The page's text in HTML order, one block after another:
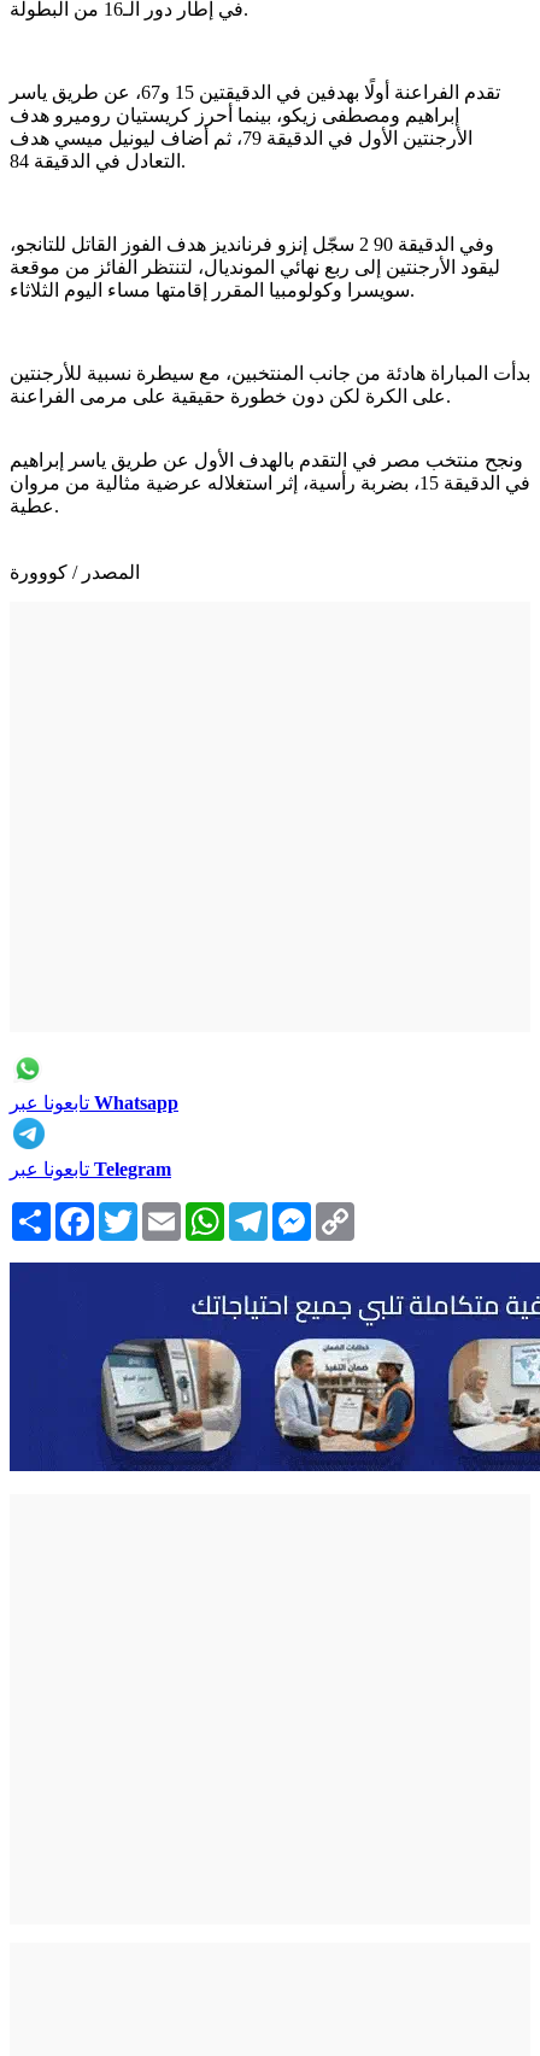
في إطار دور الـ16 من البطولة.
تقدم الفراعنة أولًا بهدفين في الدقيقتين 15 و67، عن طريق ياسر
إبراهيم ومصطفى زيكو، بينما أحرز كريستيان روميرو هدف
الأرجنتين الأول في الدقيقة 79، ثم أضاف ليونيل ميسي هدف
التعادل في الدقيقة 84.
وفي الدقيقة 90 2 سجّل إنزو فرنانديز هدف الفوز القاتل للتانجو،
ليقود الأرجنتين إلى ربع نهائي المونديال، لتنتظر الفائز من موقعة
سويسرا وكولومبيا المقرر إقامتها مساء اليوم الثلاثاء.
بدأت المباراة هادئة من جانب المنتخبين، مع سيطرة نسبية للأرجنتين
على الكرة لكن دون خطورة حقيقية على مرمى الفراعنة.
ونجح منتخب مصر في التقدم بالهدف الأول عن طريق ياسر إبراهيم
في الدقيقة 15، بضربة رأسية، إثر استغلاله عرضية مثالية من مروان
عطية.
المصدر / كووورة
Whatsapp
Telegram
انشر Facebook
TwitterEmail WhatsAppTelegramMessenger